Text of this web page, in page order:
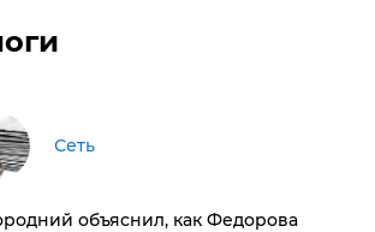
Сеть
объяснил, как Федорова